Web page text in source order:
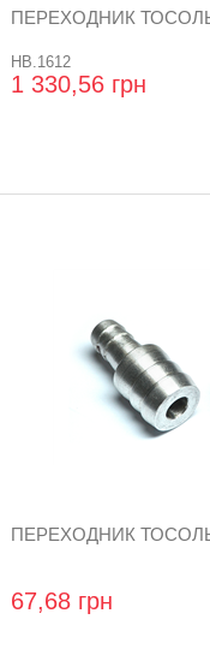
ПЕРЕХОДНИК
HB.1612
1 330,56 грн
ПЕРЕХОДНИК
67,68 грн